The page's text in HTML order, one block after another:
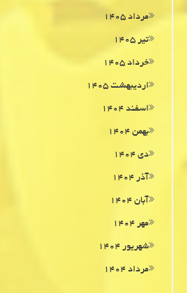
مرداد ۱۴۰۵
تیر ۱۴۰۵
خرداد ۱۴۰۵
اردیبهشت ۱۴۰۵
اسفند ۱۴۰۴
بهمن ۱۴۰۴
دی ۱۴۰۴
آذر ۱۴۰۴
آبان ۱۴۰۴
مهر ۱۴۰۴
شهریور ۱۴۰۴
مرداد ۱۴۰۴